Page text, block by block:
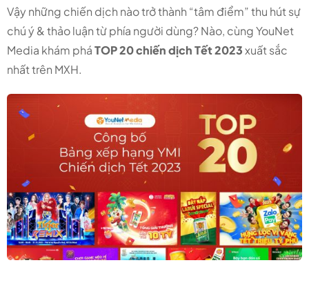
Vậy những chiến dịch nào trở thành “tâm điểm” thu hút sự
chú ý & thảo luận từ phía người dùng? Nào, cùng YouNet
Media khám pháTOP 20 chiến dịch Tết 2023xuất sắc
nhất trên MXH.